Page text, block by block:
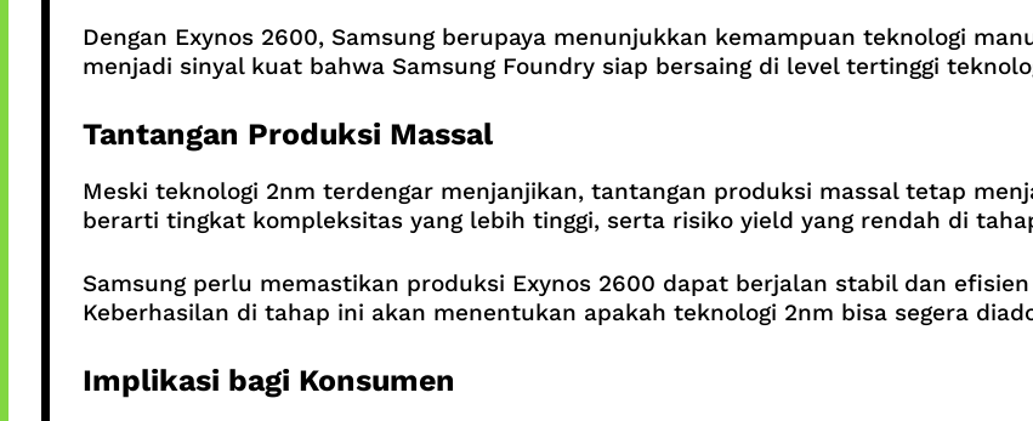
Dengan Exynos 2600, Samsung berupaya menunjukkan kemampuan teknologi
menjadi sinyal kuat bahwa Samsung Foundry siap bersaing di level tertinggi
Tantangan Produksi Massal
Meski teknologi 2nm terdengar menjanjikan, tantangan produksi massal tetap
berarti tingkat kompleksitas yang lebih tinggi, serta risiko yield yang rendah di
Samsung perlu memastikan produksi Exynos 2600 dapat berjalan stabil dan
Keberhasilan di tahap ini akan menentukan apakah teknologi 2nm bisa segera
Implikasi bagi Konsumen